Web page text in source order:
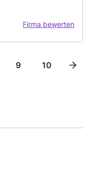
Firma bewerten
9 10